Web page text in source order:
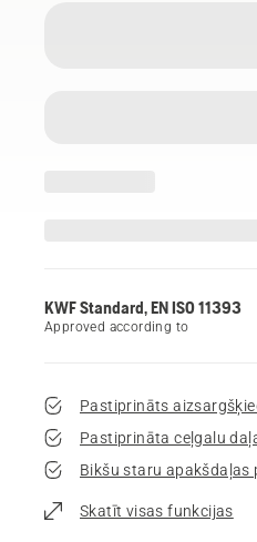
KWF Standard, EN ISO 11393
Approved according to
Pastiprināts
Pastiprināta ceļgalu
Bikšu staru apakšdaļas
Skatīt visas funkcijas